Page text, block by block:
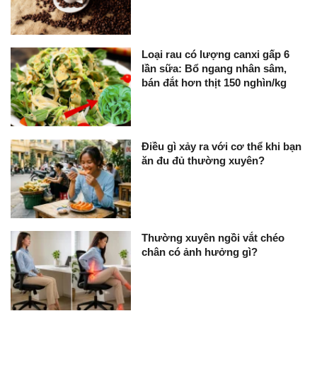
Loại rau có lượng canxi gấp 6
lần sữa: Bổ ngang nhân sâm,
bán đắt hơn thịt 150 nghìn/kg
Điều gì xảy ra với cơ thể khi bạn
ăn đu đủ thường xuyên?
Thường xuyên ngồi vắt chéo
chân có ảnh hưởng gì?